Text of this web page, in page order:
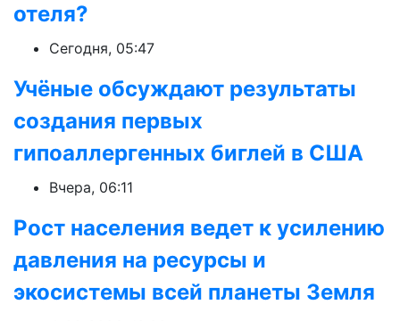
отеля?
Сегодня, 05:47
Учёные обсуждают результаты
создания первых
гипоаллергенных биглей в США
Вчера, 06:11
Рост населения ведет к усилению
давления на ресурсы и
экосистемы всей планеты Земля